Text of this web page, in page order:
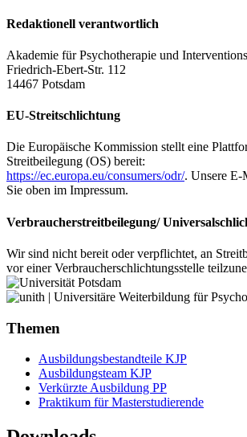
Redaktionell verantwortlich
Akademie für Psychotherapie und
Friedrich-Ebert-Str. 112
14467 Potsdam
EU-Streitschlichtung
Die Europäische Kommission stellt eine
Streitbeilegung (OS) bereit:
https://ec.europa.eu/consumers/odr/. Unsere E-
Sie oben im Impressum.
Verbraucherstreitbeilegung/
Wir sind nicht bereit oder verpflichtet, an
vor einer Verbraucherschlichtungsstelle
Themen
Ausbildungsbestandteile KJP
Ausbildungsteam KJP
Verkürzte Ausbildung PP
Praktikum für Masterstudierende